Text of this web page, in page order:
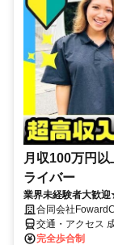
月収100万円
ライバー
業界未経験者大歓
合同会社
交通・アクセス
から車で5分
完全歩合制